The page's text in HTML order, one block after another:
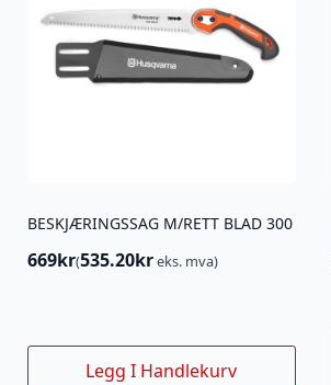
BESKJÆRINGSSAG M/RETT BLAD 300
669kr(535.20kreks. mva)
Legg I Handlekurv